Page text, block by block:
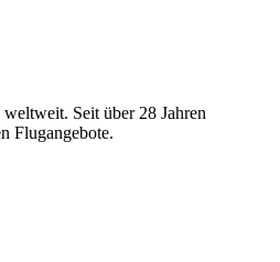
Seit über 28 Jahren
Flugangebote.